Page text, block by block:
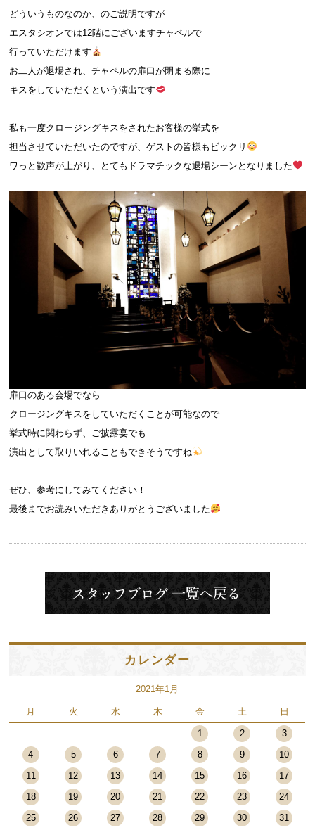
どういうものなのか、のご説明ですが
エスタシオンでは12階にございますチャペルで
行っていただけます
お二人が退場され、チャペルの扉口が閉まる際に
キスをしていただくという演出です
私も一度クロージングキスをされたお客様の挙式を
担当させていただいたのですが、ゲストの皆様もビックリ
ワっと歓声が上がり、とてもドラマチックな退場シーンとなりました
扉口のある会場でなら
クロージングキスをしていただくことが可能なので
挙式時に関わらず、ご披露宴でも
演出として取りいれることもできそうですね
ぜひ、参考にしてみてください！
最後までお読みいただきありがとうございました
カレンダー
2021年1月
月 火 水 木 金 土 日
1 2
3
4
5 6 7 8 9
10
11
12 13 14 15 16
17
18
19 20 21 22 23
24
25
26 27 28 29 30
31